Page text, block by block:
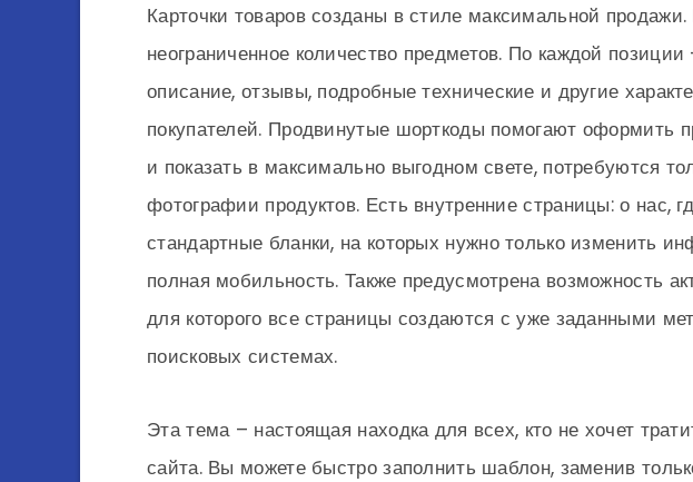
Карточки товаров созданы в стиле максимальной
неограниченное количество предметов. По каждой
описание, отзывы, подробные технические и другие
покупателей. Продвинутые шорткоды помогают оформить
и показать в максимально выгодном свете, потребуются
фотографии продуктов. Есть внутренние страницы: о нас,
стандартные бланки, на которых нужно только изменить
полная мобильность. Также предусмотрена возможность
для которого все страницы создаются с уже заданными
поисковых системах.
Эта тема – настоящая находка для всех, кто не хочет
сайта. Вы можете быстро заполнить шаблон, заменив